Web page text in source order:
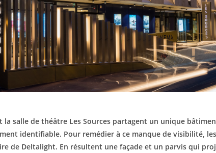
la salle de théâtre Les Sources partagent un unique
identifiable. Pour remédier à ce manque de visibilité,
de Deltalight. En résultent une façade et un parvis qui